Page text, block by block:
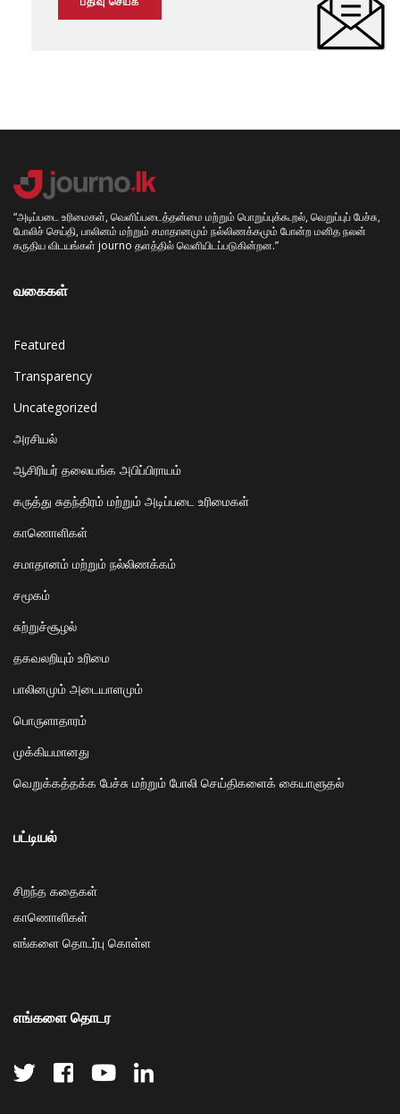
“அடிப்படை உரிமைகள், வெளிப்படைத்தன்மை மற்றும் பொறுப்புக்கூறல், வெறுப்புப் பேச்சு,
போலிச் செய்தி, பாலினம் மற்றும் சமாதானமும் நல்லிணக்கமும் போன்ற மனித நலன்
கருதிய விடயங்கள் journo தளத்தில் வெளியிடப்படுகின்றன.”
வகைகள்
Featured
Transparency
Uncategorized
அரசியல்
ஆசிரியர் தலையங்க அபிப்பிராயம்
கருத்து சுதந்திரம் மற்றும் அடிப்படை உரிமைகள்
காணொளிகள்
சமாதானம் மற்றும் நல்லிணக்கம்
சமூகம்
சுற்றுச்சூழல்
தகவலறியும் உரிமை
பாலினமும் அடையாளமும்
பொருளாதாரம்
முக்கியமானது
வெறுக்கத்தக்க பேச்சு மற்றும் போலி செய்திகளைக் கையாளுதல்
பட்டியல்
சிறந்த கதைகள்
காணொளிகள்
எங்களை தொடர்பு கொள்ள
எங்களை தொடர